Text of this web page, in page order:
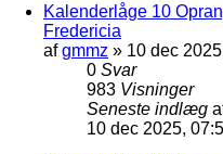
Kalenderlåge 10
Fredericia
afgmmz » 10 dec
0 Svar
983 Visninger
Seneste indlæg
10 dec 2025,